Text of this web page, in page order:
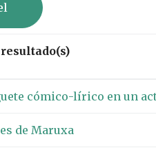
cómico-lírico en un
de Maruxa